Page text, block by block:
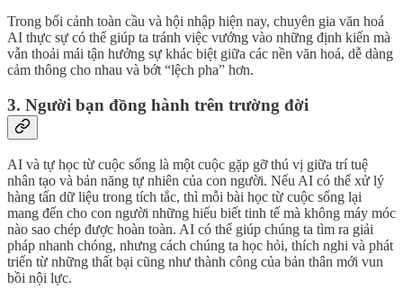
Trong bối cảnh toàn cầu và hội nhập hiện nay, chuyên gia văn hoá
AI thực sự có thể giúp ta tránh việc vướng vào những định kiến mà
vẫn thoải mái tận hưởng sự khác biệt giữa các nền văn hoá, dễ dàng
cảm thông cho nhau và bớt “lệch pha” hơn.
3. Người bạn đồng hành trên trường đời
AI và tự học từ cuộc sống là một cuộc gặp gỡ thú vị giữa trí tuệ
nhân tạo và bản năng tự nhiên của con người. Nếu AI có thể xử lý
hàng tấn dữ liệu trong tích tắc, thì mỗi bài học từ cuộc sống lại
mang đến cho con người những hiểu biết tinh tế mà không máy móc
nào sao chép được hoàn toàn. AI có thể giúp chúng ta tìm ra giải
pháp nhanh chóng, nhưng cách chúng ta học hỏi, thích nghi và phát
triển từ những thất bại cũng như thành công của bản thân mới vun
bồi nội lực.